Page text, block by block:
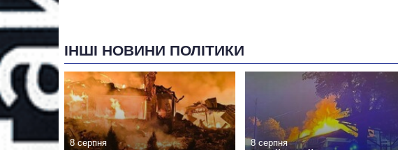
ІНШІ НОВИНИ ПОЛІТИКИ
8 серпня 8 серпня